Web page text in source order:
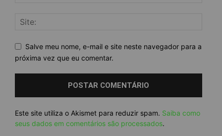
Salve meu nome, e-mail e site neste navegador para a
próxima vez que eu comentar.
Este site utiliza o Akismet para reduzir spam. Saiba como
seus dados em comentários são processados.